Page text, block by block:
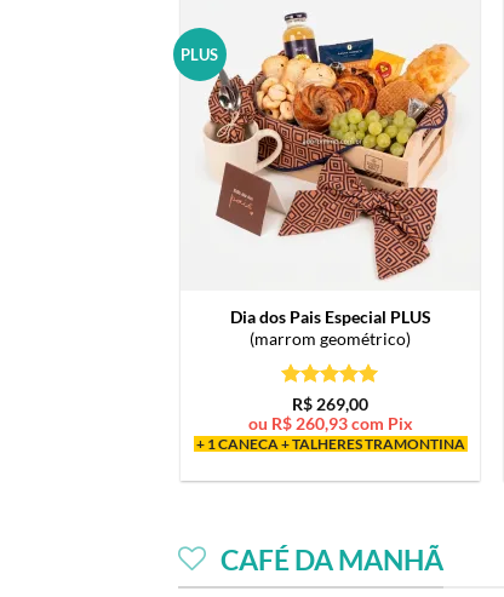
PLUS
Dia dos Pais Especial PLUS
(marrom geométrico)
Avaliação5
de 5
R$ 269,00
ou R$260,93com Pix
+ 1 CANECA + TALHERES TRAMONTINA
CAFÉ DA MANHÃ